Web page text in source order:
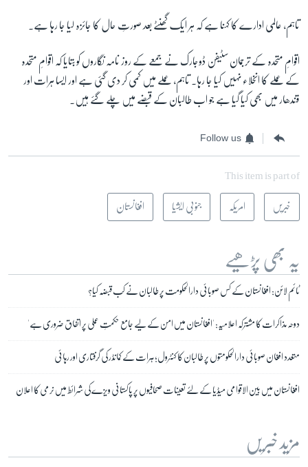
تاہم، عالمی ادارے کا کہنا ہے کہ ہر ایک گھنٹے بعد صورتِ حال کا جائزہ لیا جا رہا ہے۔
اقوامِ متحدہ کے ترجمان سٹیفن ڈوجارک نے جمعے کے روز نامہ نگاروں کو بتایا کہ اقوامِ متحدہ
کے عملے کا انخلاء نہیں کیا جا رہا۔ تاہم، عملے میں کمی کر دی گئی ہے اور ایسا ہرات اور
قندھار میں بھی کیا گیا ہے جو اب طالبان کے قبضے میں چلے گئے ہیں۔
Follow us
This item is part of
خبریں امریکہ جنوبی ایشیا افغانستان
یہ بھی پڑھیے
ٹائم لائن: افغانستان کے کس صوبائی دارالحکومت پر طالبان نے کب قبضہ کیا؟
دوحہ مذاکرات کا مشترکہ اعلامیہ: 'افغانستان میں امن کے لیے جامع حکمتِ عملی پر اتفاق ضروری ہے'
متعدد افغان صوبائی دارالحکومتوں پر طالبان کا کنٹرول؛ ہرات کے کمانڈر کی گرفتاری اور رہائی
افغانستان میں بین الاقوامی میڈیا کے لئے تعینات صحافیوں پر پاکستانی ویزے کی شرائط میں نرمی کا اعلان
مزید خبریں